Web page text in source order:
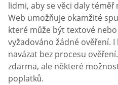
lidmi, aby se věci daly
Web umožňuje okamžité
které může být textové
vyžadováno žádné ověření.
navázat bez procesu
zdarma, ale některé
poplatků.